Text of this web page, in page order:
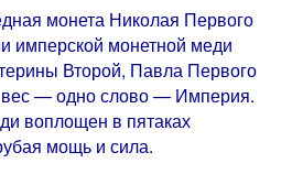
монета Николая Первого
имперской монетной меди
Второй, Павла Первого
вес — одно слово — Империя.
воплощен в пятаках
мощь и сила.